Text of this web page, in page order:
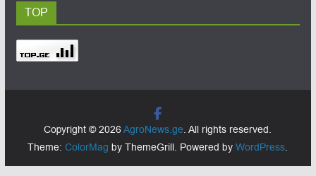
TOP
Copyright © 2026AgroNews.ge. All rights reserved.
Theme:ColorMag by ThemeGrill. Powered byWordPress.